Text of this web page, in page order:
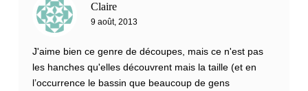
Claire
9 août, 2013
J'aime bien ce genre de découpes, mais ce n'est pas
les hanches qu'elles découvrent mais la taille (et en
l’occurrence le bassin que beaucoup de gens